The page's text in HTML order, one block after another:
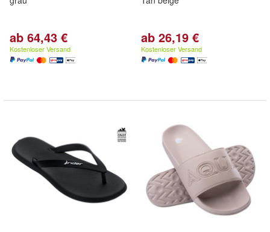
ab 64,43 €
Kostenloser Versand
ab 26,19 €
Kostenloser Versand